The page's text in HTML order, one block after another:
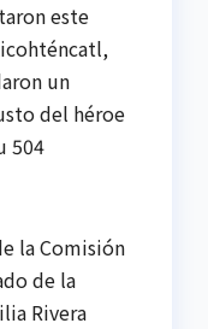
este
un
del héroe
504
la Comisión
de la
Rivera